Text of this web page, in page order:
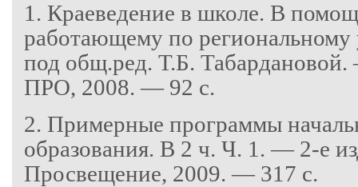
1. Краеведение в школе. В
работающему по региональному
под общ.ред. Т.Б.
ПРО, 2008. — 92 с.
2. Примерные программы
образования. В 2 ч. Ч. 1. — 2-е
Просвещение, 2009. — 317 с.